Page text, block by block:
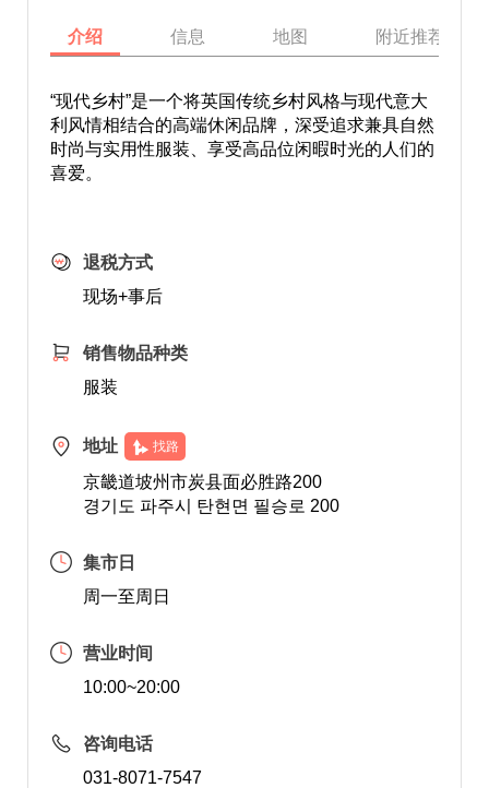
介绍 信息 地图 附近推荐景点
“现代乡村”是一个将英国传统乡村风格与现代意大
利风情相结合的高端休闲品牌，深受追求兼具自然
时尚与实用性服装、享受高品位闲暇时光的人们的
喜爱。
退税方式
现场+事后
销售物品种类
服装
地址 找路
京畿道坡州市炭县面必胜路200
경기도 파주시 탄현면 필승로 200
集市日
周一至周日
营业时间
10:00~20:00
咨询电话
031-8071-7547